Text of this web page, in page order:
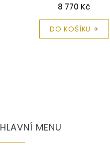
čistící utěrka zdarma
8 770 Kč
DO KOŠÍKU
HLAVNÍ MENU